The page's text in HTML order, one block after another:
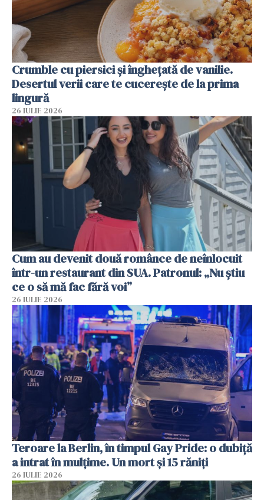
Crumble cu piersici și înghețată de vanilie.
Desertul verii care te cucerește de la prima
lingură
26 IULIE 2026
Cum au devenit două românce de neînlocuit
într-un restaurant din SUA. Patronul: „Nu știu
ce o să mă fac fără voi”
26 IULIE 2026
Teroare la Berlin, în timpul Gay Pride: o dubiță
a intrat în mulțime. Un mort și 15 răniți
26 IULIE 2026